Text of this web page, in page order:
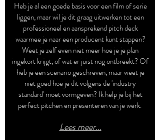
Heb je al een goede basis voor een film of serie
liggen, maar wil je dit graag uitwerken tot een
professioneel en aansprekend pitch deck
waarmee je naar een producent kunt stappen?
Weet je zelf even niet meer hoe je je plan
ingekort krijgt, of wat er juist nog ontbreekt? Of
heb je een scenario geschreven, maar weet je
niet goed hoe je dit volgens de 'industry
standard' moet vormgeven? Ik help je bij het
perfect pitchen en presenteren van je werk.
Lees meer...